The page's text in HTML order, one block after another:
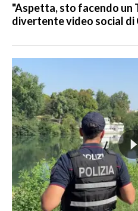
"Aspetta, sto facendo un
divertente video social